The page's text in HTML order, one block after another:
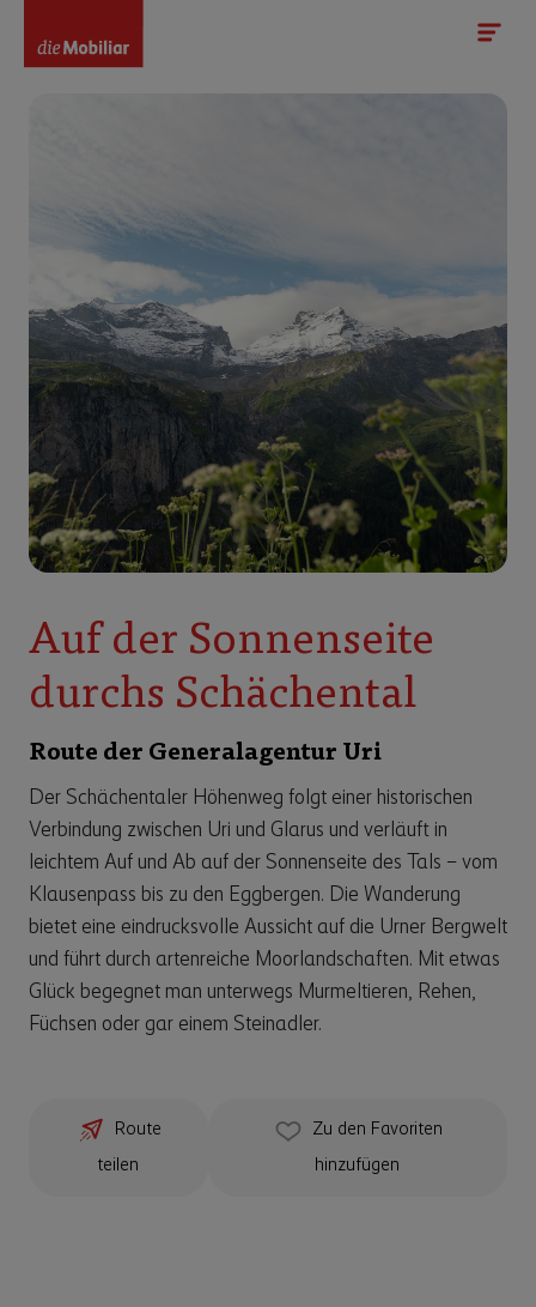
Auf der Sonnenseite
durchs Schächental
Route der Generalagentur Uri
Der Schächentaler Höhenweg folgt einer historischen
Verbindung zwischen Uri und Glarus und verläuft in
leichtem Auf und Ab auf der Sonnenseite des Tals – vom
Klausenpass bis zu den Eggbergen. Die Wanderung
bietet eine eindrucksvolle Aussicht auf die Urner Bergwelt
und führt durch artenreiche Moorlandschaften. Mit etwas
Glück begegnet man unterwegs Murmeltieren, Rehen,
Füchsen oder gar einem Steinadler.
Route
teilen
Zu den Favoriten
hinzufügen